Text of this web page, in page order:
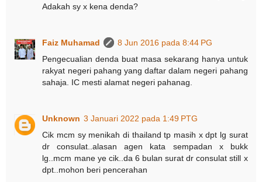
Adakah sy x kena denda?
Faiz Muhamad
8 Jun 2016 pada 8:44 PG
Pengecualian denda buat masa sekarang hanya untuk
rakyat negeri pahang yang daftar dalam negeri pahang
sahaja. IC mesti alamat negeri pahanag.
Unknown 3 Januari 2022 pada 1:49 PTG
Cik mcm sy menikah di thailand tp masih x dpt lg surat
dr consulat..alasan agen kata sempadan x bukk
lg..mcm mane ye cik..da 6 bulan surat dr consulat still x
dpt..mohon beri pencerahan